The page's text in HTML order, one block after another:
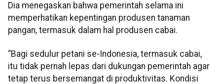
Dia menegaskan bahwa pemerintah selama ini
memperhatikan kepentingan produsen tanaman
pangan, termasuk dalam hal produsen cabai.
“Bagi sedulur petani se-Indonesia, termasuk cabai,
itu tidak pernah lepas dari dukungan pemerintah agar
tetap terus bersemangat di produktivitas. Kondisi